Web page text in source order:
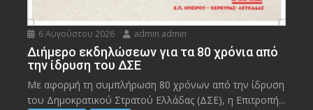
6 Αυγούστου 2026 admin admin
Διήμερο εκδηλώσεων για τα 80 χρόνια από
την ίδρυση του ΔΣΕ
Με αφορμή τη συμπλήρωση 80 χρόνων από την ίδρυση
του Δημοκρατικού Στρατού Ελλάδας (ΔΣΕ), η Επιτροπή...